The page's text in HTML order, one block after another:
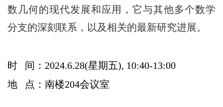
数几何的现代发展和应用，它与其他多个数学
分支的深刻联系，以及相关的最新研究进展。
时 间：2024.6.28(星期五), 10:40-13:00
地 点：南楼204会议室